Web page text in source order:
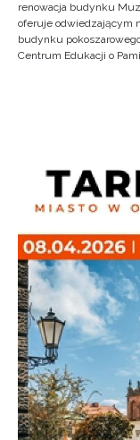
renowacja budynku
oferuje odwiedzającym
budynku
Centrum Edukacji o